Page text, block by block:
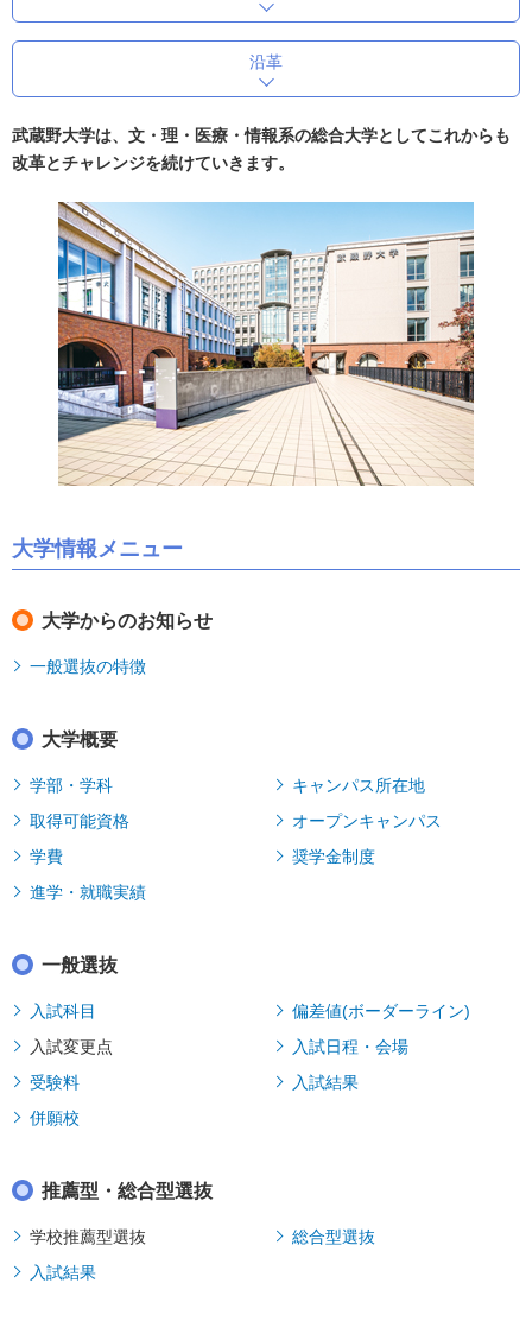
沿革
武蔵野大学は、文・理・医療・情報系の総合大学としてこれからも
改革とチャレンジを続けていきます。
大学情報メニュー
大学からのお知らせ
一般選抜の特徴
大学概要
学部・学科
キャンパス所在地
取得可能資格
オープンキャンパス
学費
奨学金制度
進学・就職実績
一般選抜
入試科目
偏差値(ボーダーライン)
入試変更点
入試日程・会場
受験料
入試結果
併願校
推薦型・総合型選抜
学校推薦型選抜
総合型選抜
入試結果